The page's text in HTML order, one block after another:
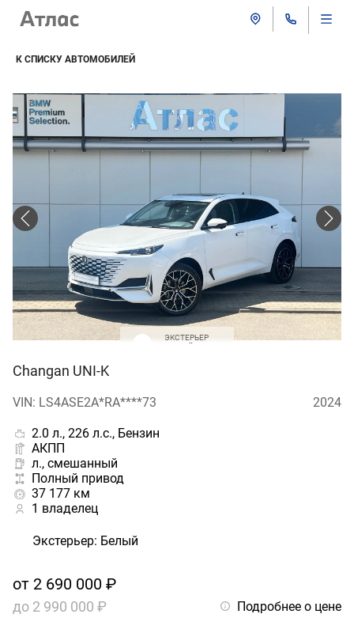
К СПИСКУ АВТОМОБИЛЕЙ
ЭКСТЕРЬЕР
Changan UNI-K
VIN: LS4ASE2A*RA****73 2024
2.0 л., 226 л.с., Бензин
АКПП
л., смешанный
Полный привод
37 177 км
1 владелец
Экстерьер: Белый
от 2 690 000 ₽
до 2 990 000 ₽ Подробнее о цене